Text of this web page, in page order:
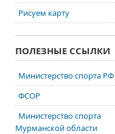
Рисуем карту
ПОЛЕЗНЫЕ ССЫЛКИ
Министерство спорта РФ
ФСОР
Министерство спорта
Мурманской области